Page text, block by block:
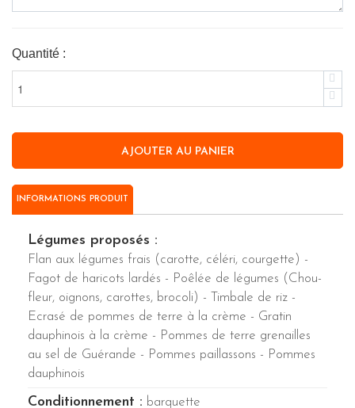
Quantité :
INFORMATIONS PRODUIT
Légumes proposés :
Flan aux légumes frais (carotte, céléri, courgette) -
Fagot de haricots lardés - Poêlée de légumes (Chou-
fleur, oignons, carottes, brocoli) - Timbale de riz -
Ecrasé de pommes de terre à la crème - Gratin
dauphinois à la crème - Pommes de terre grenailles
au sel de Guérande - Pommes paillassons - Pommes
dauphinois
Conditionnement : barquette